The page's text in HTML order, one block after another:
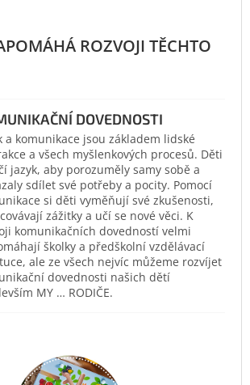
DOVEDNOSTI
a komunikace jsou základem lidské
a všech myšlenkových procesů. Děti
jazyk, aby porozuměly samy sobě a
sdílet své potřeby a pocity. Pomocí
si děti vyměňují své zkušenosti,
zážitky a učí se nové věci. K
komunikačních dovedností velmi
školky a předškolní vzdělávací
ale ze všech nejvíc můžeme rozvíjet
dovednosti našich dětí
MY … RODIČE.